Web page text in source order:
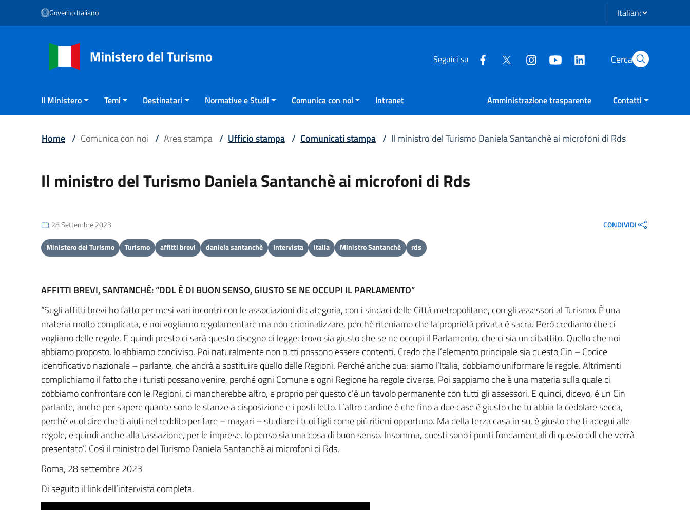
Vai ai contenuti
Vai al menu di navigazione
Governo Italiano Seleziona lingua
Seguici su Cerca
Il Ministero Temi Destinatari Normative e Studi Comunica con noi Intranet Amministrazione trasparente Contatti
Home / Comunica con noi / Area stampa / Ufficio stampa / Comunicati stampa / Il ministro del Turismo Daniela Santanchè ai microfoni di Rds
Il ministro del Turismo Daniela Santanchè ai microfoni di Rds
28 Settembre 2023 CONDIVIDI
Ministero del Turismo Turismo affitti brevi daniela santanchè Intervista Italia Ministro Santanchè rds
AFFITTI BREVI, SANTANCHÈ: “DDL È DI BUON SENSO, GIUSTO SE NE OCCUPI IL PARLAMENTO”
“Sugli affitti brevi ho fatto per mesi vari incontri con le associazioni di categoria, con i sindaci delle Città metropolitane, con gli assessori al Turismo. È una
materia molto complicata, e noi vogliamo regolamentare ma non criminalizzare, perché riteniamo che la proprietà privata è sacra. Però crediamo che ci
vogliano delle regole. E quindi presto ci sarà questo disegno di legge: trovo sia giusto che se ne occupi il Parlamento, che ci sia un dibattito. Quello che noi
abbiamo proposto, lo abbiamo condiviso. Poi naturalmente non tutti possono essere contenti. Credo che l’elemento principale sia questo Cin – Codice
identificativo nazionale – parlante, che andrà a sostituire quello delle Regioni. Perché anche qua: siamo l’Italia, dobbiamo uniformare le regole. Altrimenti
complichiamo il fatto che i turisti possano venire, perché ogni Comune e ogni Regione ha regole diverse. Poi sappiamo che è una materia sulla quale ci
dobbiamo confrontare con le Regioni, ci mancherebbe altro, e proprio per questo c’è un tavolo permanente con tutti gli assessori. E quindi, dicevo, è un Cin
parlante, anche per sapere quante sono le stanze a disposizione e i posti letto. L’altro cardine è che fino a due case è giusto che tu abbia la cedolare secca,
perché vuol dire che ti aiuti nel reddito per fare – magari – studiare i tuoi figli come più ritieni opportuno. Ma della terza casa in su, è giusto che ti adegui alle
regole, e quindi anche alla tassazione, per le imprese. Io penso sia una cosa di buon senso. Insomma, questi sono i punti fondamentali di questo ddl che verrà
presentato”. Così il ministro del Turismo Daniela Santanchè ai microfoni di Rds.
Roma, 28 settembre 2023
Di seguito il link dell’intervista completa.